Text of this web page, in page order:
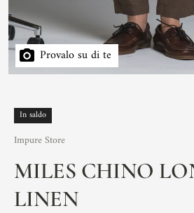
Provalo su di te
In saldo
Impure Store
MILES CHINO
LINEN